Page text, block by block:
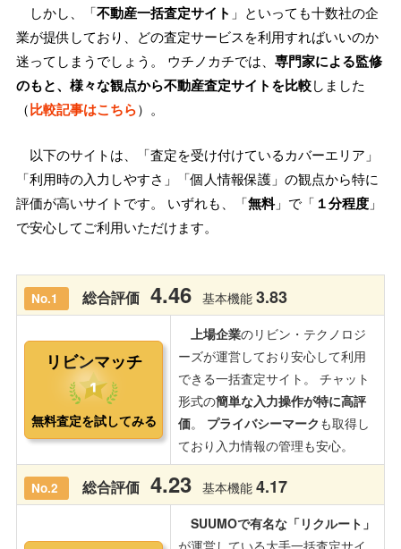
しかし、「不動産一括査定サイト 」といっても十数社の企
業が提供しており、どの査定サービスを利用すればいいのか
迷ってしまうでしょう。 ウチノカチでは、 専門家による監修
のもと、様々な観点から不動産査定サイトを比較しました
（比較記事はこちら）。
以下のサイトは、「査定を受け付けているカバーエリア」
「利用時の入力しやすさ」「個人情報保護」の観点から特に
評価が高いサイトです。 いずれも、「無料」で「 １分程度 」
で安心してご利用いただけます。